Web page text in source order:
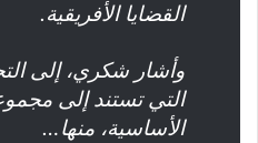
القضايا الأفريقية.
وأشار شكري، إلى
التي تستند إلى
الأساسية، منها…